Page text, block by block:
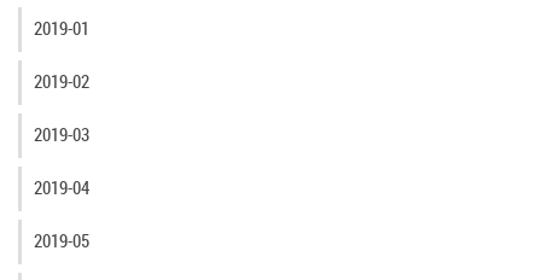
2019-01
2019-02
2019-03
2019-04
2019-05